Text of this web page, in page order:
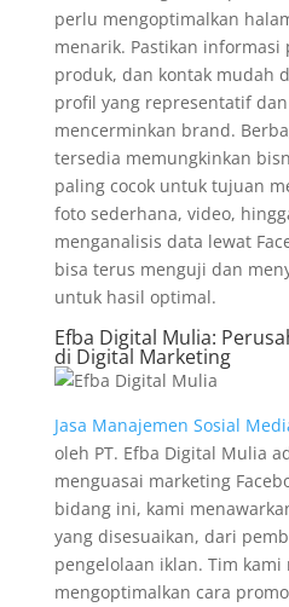
perlu mengoptimalkan
menarik. Pastikan
produk, dan kontak mudah
profil yang representatif
mencerminkan brand.
tersedia memungkinkan
paling cocok untuk tujuan
foto sederhana, video,
menganalisis data lewat
bisa terus menguji dan
untuk hasil optimal.
Efba Digital Mulia:
di Digital Marketing
Jasa Manajemen Sosial
oleh PT. Efba Digital Mulia
menguasai marketing
bidang ini, kami
yang disesuaikan, dari
pengelolaan iklan. Tim kami
mengoptimalkan cara